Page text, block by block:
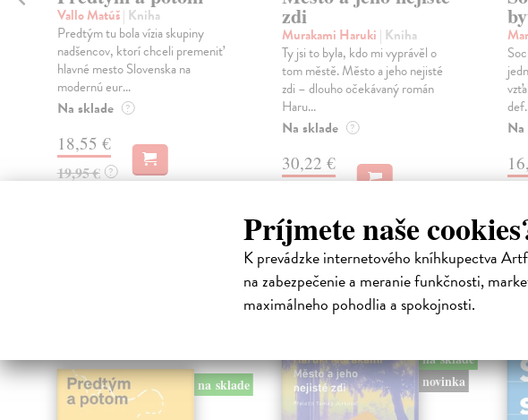
Príjmete naše
K prevádzke internetového kníhkupectva
na zabezpečenie a meranie funkčnosti,
maximálneho pohodlia a spokojnosti.
Vallo Matúš| Kniha
Predtým tu bola vízia skupiny
nadšencov, ktorí chceli premeniť
hlavné mesto Slovenska na
modernú eur...
Na sklade ?
18,55 €
19,95 € ?
zdi
Murakami Haruki | Kniha
Ty jsi to byla, kdo mi vyprávěl o
tom městě. Město a jeho nejisté
zdi – dlouho očekávaný román
Haru...
Na sklade ?
30,22 €
Na
Čitatelia s
na sklade
na sklade
novinka